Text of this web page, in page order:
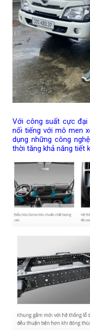
Với công suất cực đại
nối tiếng với mô men
dụng những công
thời tăng khả năng tiết